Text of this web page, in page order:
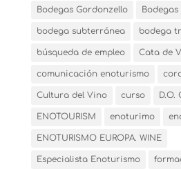
Bodegas Gordonzello
bodega subterránea bodega
búsqueda de empleo Cata de
comunicación enoturismo
Cultura del Vino curso D.O.
ENOTOURISM enoturimo
ENOTURISMO EUROPA. WINE
Especialista Enoturismo